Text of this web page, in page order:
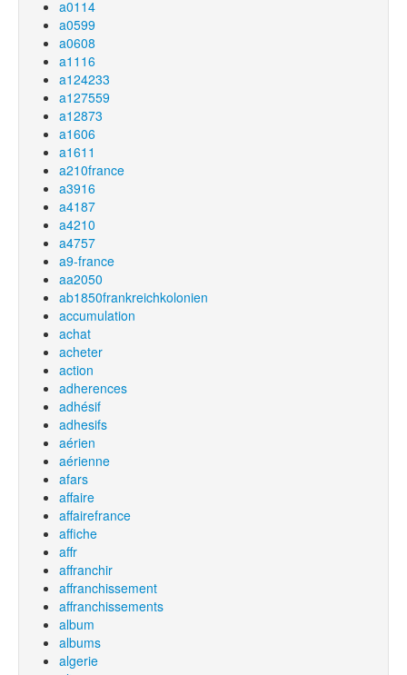
a0114
a0599
a0608
a1116
a124233
a127559
a12873
a1606
a1611
a210france
a3916
a4187
a4210
a4757
a9-france
aa2050
ab1850frankreichkolonien
accumulation
achat
acheter
action
adherences
adhésif
adhesifs
aérien
aérienne
afars
affaire
affairefrance
affiche
affr
affranchir
affranchissement
affranchissements
album
albums
algerie